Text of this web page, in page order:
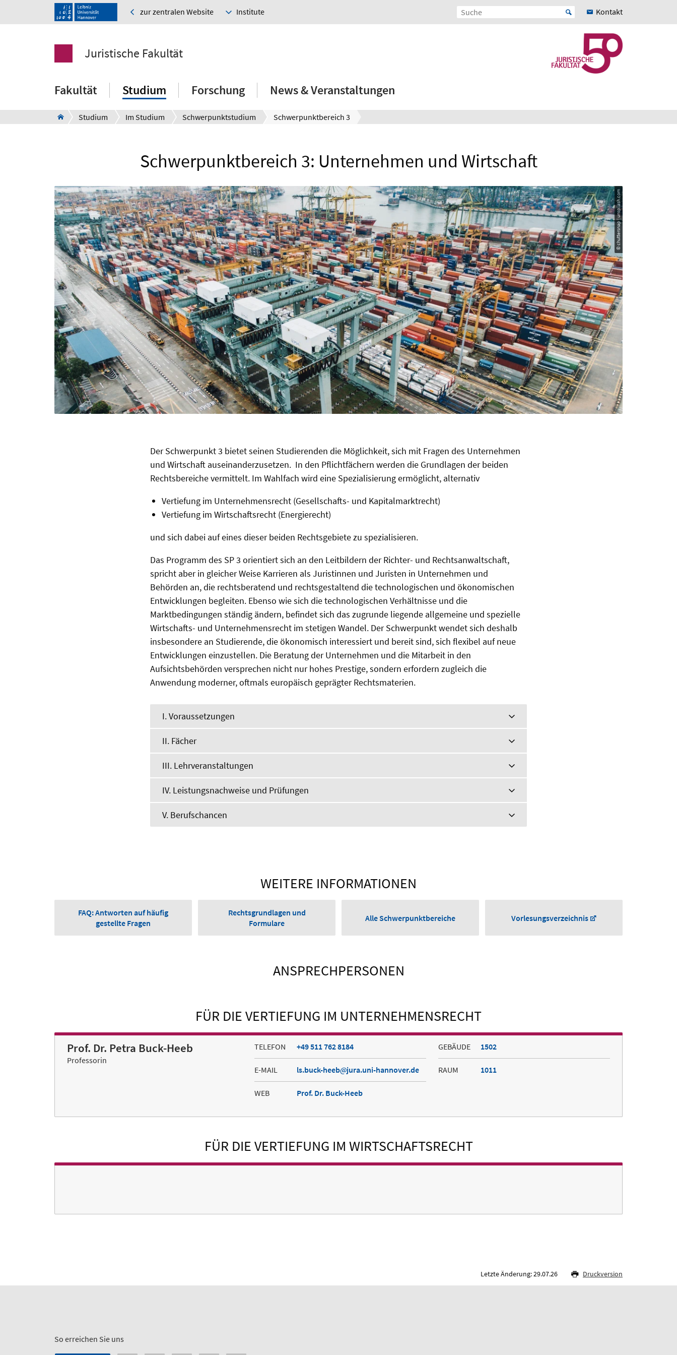
zur zentralen Website Institute Kontakt
Juristische Fakultät
Fakultät Studium Forschung News & Veranstaltungen
Studium Im Studium Schwerpunktstudium Schwerpunktbereich 3
Schwerpunktbereich 3: Unternehmen und Wirtschaft
© chuttersnap | unsplash.com
Der Schwerpunkt 3 bietet seinen Studierenden die Möglichkeit, sich mit Fragen des Unternehmen
und Wirtschaft auseinanderzusetzen. In den Pflichtfächern werden die Grundlagen der beiden
Rechtsbereiche vermittelt. Im Wahlfach wird eine Spezialisierung ermöglicht, alternativ
Vertiefung im Unternehmensrecht (Gesellschafts- und Kapitalmarktrecht)
Vertiefung im Wirtschaftsrecht (Energierecht)
und sich dabei auf eines dieser beiden Rechtsgebiete zu spezialisieren.
Das Programm des SP 3 orientiert sich an den Leitbildern der Richter- und Rechtsanwaltschaft,
spricht aber in gleicher Weise Karrieren als Juristinnen und Juristen in Unternehmen und
Behörden an, die rechtsberatend und rechtsgestaltend die technologischen und ökonomischen
Entwicklungen begleiten. Ebenso wie sich die technologischen Verhältnisse und die
Marktbedingungen ständig ändern, befindet sich das zugrunde liegende allgemeine und spezielle
Wirtschafts- und Unternehmensrecht im stetigen Wandel. Der Schwerpunkt wendet sich deshalb
insbesondere an Studierende, die ökonomisch interessiert und bereit sind, sich flexibel auf neue
Entwicklungen einzustellen. Die Beratung der Unternehmen und die Mitarbeit in den
Aufsichtsbehörden versprechen nicht nur hohes Prestige, sondern erfordern zugleich die
Anwendung moderner, oftmals europäisch geprägter Rechtsmaterien.
I. Voraussetzungen
II. Fächer
III. Lehrveranstaltungen
IV. Leistungsnachweise und Prüfungen
V. Berufschancen
WEITERE INFORMATIONEN
FAQ: Antworten auf häufig
gestellte Fragen
Rechtsgrundlagen und
Formulare
Alle Schwerpunktbereiche Vorlesungsverzeichnis
ANSPRECHPERSONEN
FÜR DIE VERTIEFUNG IM UNTERNEHMENSRECHT
Prof. Dr. Petra Buck-Heeb
Professorin
TELEFON +49 511 762 8184
E-MAIL ls.buck-heeb jura.uni-hannover.de
WEB Prof. Dr. Buck-Heeb
GEBÄUDE 1502
RAUM 1011
FÜR DIE VERTIEFUNG IM WIRTSCHAFTSRECHT
Letzte Änderung: 29.07.26 Druckversion
So erreichen Sie uns